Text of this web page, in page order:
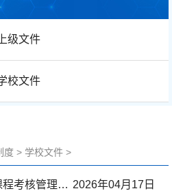
上级文件
校文件
度 > 学校文件 >
景德镇陶瓷大学本科生课程考核管理实施细则（试行） 2026年04月17日